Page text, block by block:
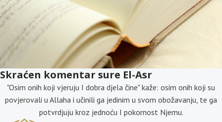
Skraćen komentar sure El-Asr
"Osim onih koji vjeruju I dobra djela čine" kaže: osim onih koji su
povjerovali u Allaha i učinili ga jedinim u svom obožavanju, te ga
potvrdjuju kroz jednoću I pokornost Njemu.